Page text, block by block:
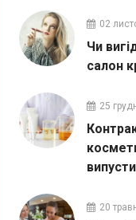
02
Чи
салон
25
20